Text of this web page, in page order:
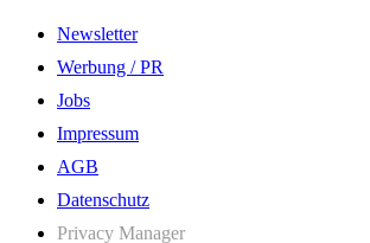
Newsletter
Werbung / PR
Jobs
Impressum
AGB
Datenschutz
Privacy Manager